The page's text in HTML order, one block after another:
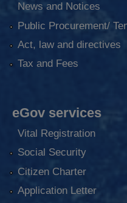
News and Notices
Public Procurement/
Act, law and directives
Tax and Fees
eGov services
Vital Registration
Social Security
Citizen Charter
Application Letter